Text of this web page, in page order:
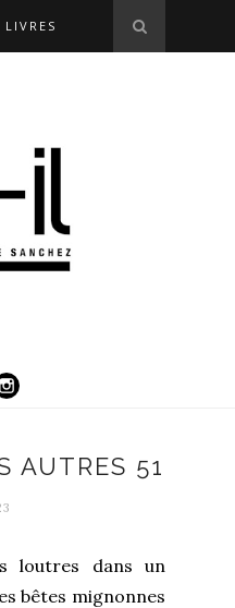
LIVRES
AUTRES 51
loutres dans un
bêtes mignonnes